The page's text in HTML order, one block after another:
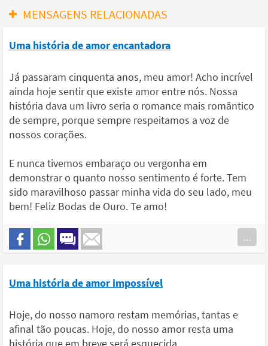
MENSAGENS RELACIONADAS
Uma história de amor encantadora
Já passaram cinquenta anos, meu amor! Acho incrível
ainda hoje sentir que existe amor entre nós. Nossa
história dava um livro seria o romance mais romântico
de sempre, porque sempre respeitamos a voz de
nossos corações.
E nunca tivemos embaraço ou vergonha em
demonstrar o quanto nosso sentimento é forte. Tem
sido maravilhoso passar minha vida do seu lado, meu
bem! Feliz Bodas de Ouro. Te amo!
...
Uma história de amor impossível
Hoje, do nosso namoro restam memórias, tantas e
afinal tão poucas. Hoje, do nosso amor resta uma